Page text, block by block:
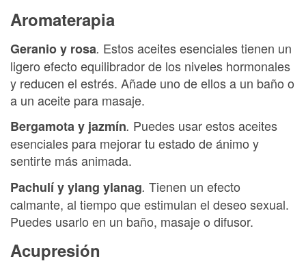
Aromaterapia
Geranio y rosa. Estos aceites esenciales tienen un
ligero efecto equilibrador de los niveles hormonales
y reducen el estrés. Añade uno de ellos a un baño o
a un aceite para masaje.
Bergamota y jazmín. Puedes usar estos aceites
esenciales para mejorar tu estado de ánimo y
sentirte más animada.
Pachulí y ylang ylanag. Tienen un efecto
calmante, al tiempo que estimulan el deseo sexual.
Puedes usarlo en un baño, masaje o difusor.
Acupresión